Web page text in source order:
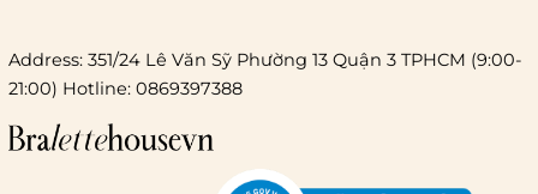
Chi phí giao hàng
Address: 351/24 Lê Văn Sỹ Phường 13 Quận 3 TPHCM (9:00-
21:00) Hotline: 0869397388